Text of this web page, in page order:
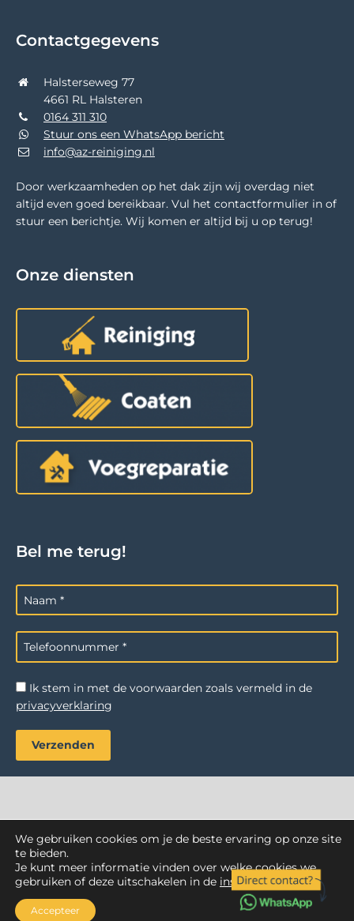
Contactgegevens
Halsterseweg 77
4661 RL Halsteren
0164 311 310
Stuur ons een WhatsApp bericht
info@az-reiniging.nl
Door werkzaamheden op het dak zijn wij overdag niet
altijd even goed bereikbaar. Vul het contactformulier in of
stuur een berichtje. Wij komen er altijd bij u op terug!
Onze diensten
Bel me terug!
Ik stem in met de voorwaarden zoals vermeld in de
privacyverklaring
AZ Reiniging. Alle rechten voorbehouden.
Webdesign Vanoo Media Privacyverklaring Sitemap
We gebruiken cookies om je de beste ervaring op onze site
te bieden.
Je kunt meer informatie vinden over welke cookies we
gebruiken of deze uitschakelen in de instellingen.
Accepteer